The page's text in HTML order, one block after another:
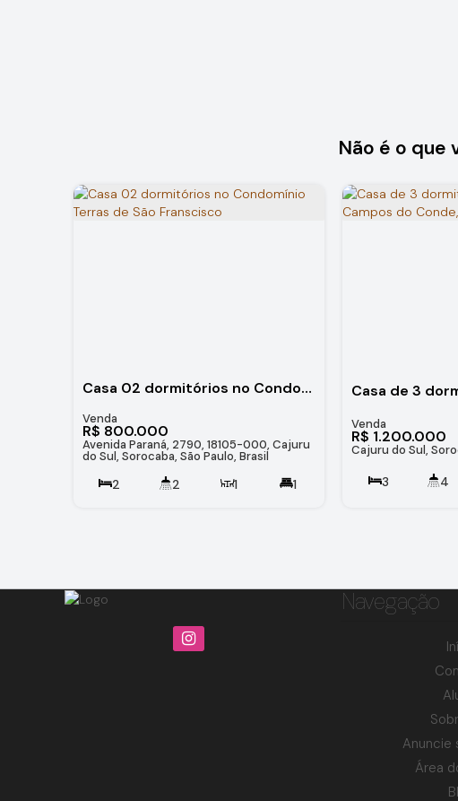
Não é o que
Casa 02 dormitórios no Condomínio Terras de São Franscisco
R$ 800.000
Avenida Paraná, 2790, 18105-000, Cajuru
do Sul, Sorocaba, São Paulo, Brasil
2 2 1
1
R$ 1.200.000
Cajuru do Sul,
3 4
Navegação
Anuncie
Área